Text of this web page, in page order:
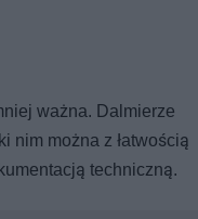
ważna. Dalmierze
nim można z łatwością
techniczną.